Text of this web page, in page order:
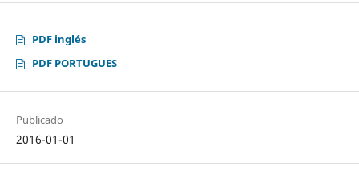
PDF inglés
PDF PORTUGUES
Publicado
2016-01-01